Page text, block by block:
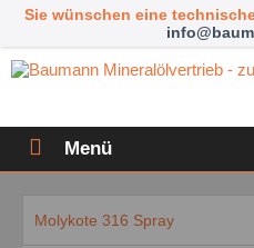
Sie wünschen eine
Menü
Molykote 316 Spray